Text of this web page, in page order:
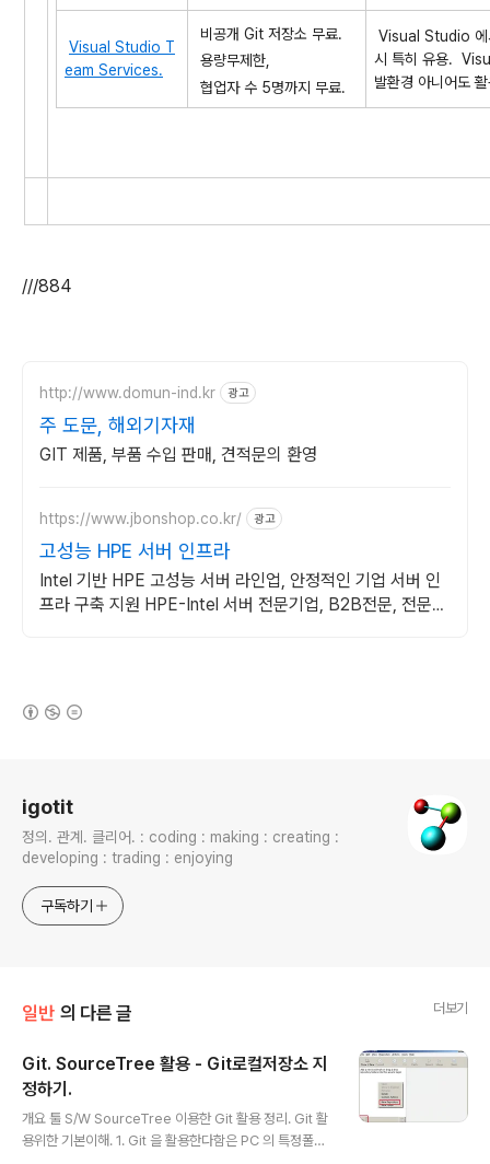
Visual Studio T
eam Services.
비공개 Git 저장소 무료.
용량무제한,
협업자 수 5명까지 무료.
Visual Studio 에
시 특히 유용.
발환경 아니어도
///884
http://www.domun-ind.kr 광고
주 도문, 해외기자재
GIT 제품, 부품 수입 판매, 견적문의 환영
https://www.jbonshop.co.kr/ 광고
고성능 HPE 서버 인프라
Intel 기반 HPE 고성능 서버 라인업, 안정적인 기업 서버 인
프라 구축 지원 HPE-Intel 서버 전문기업, B2B전문, 전문가
igotit
정의. 관계. 클리어. : coding : making : creating :
developing : trading : enjoying
구독하기
일반 의 다른 글 더보기
Git. SourceTree 활용 - Git로컬저장소 지
정하기.
개요 툴 S/W SourceTree 이용한 Git 활용 정리. Git 활
용위한 기본이해. 1. Git 을 활용한다함은 PC 의 특정폴더